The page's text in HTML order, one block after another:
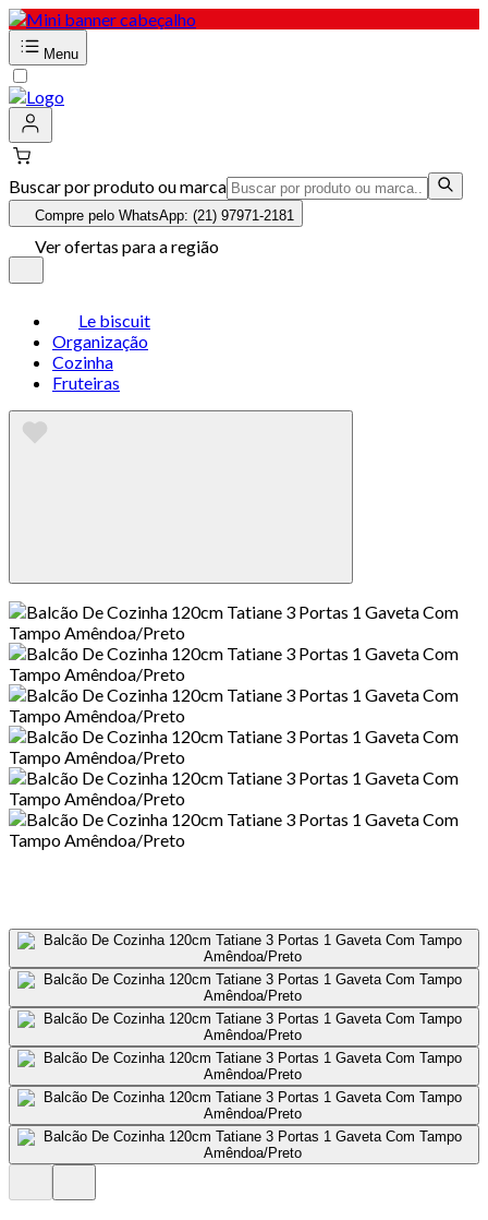
Menu
Buscar por produto ou marca
Compre pelo WhatsApp: (21) 97971-2181
Ver ofertas para a região
Le biscuit
Organização
Cozinha
Fruteiras